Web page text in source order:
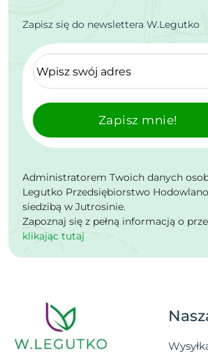
Zapisz się do newslettera W.Legutko
Zapisz mnie!
Administratorem Twoich danych
Legutko Przedsiębiorstwo
siedzibą w Jutrosinie.
Zapoznaj się z pełną informacją o
klikając tutaj